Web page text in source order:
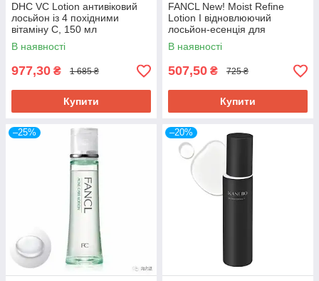
DHC VC Lotion антивіковий
лосьйон із 4 похідними
вітаміну С, 150 мл
В наявності
977,30 ₴ 1 685 ₴
Купити
FANCL New! Moist Refine
Lotion I відновлюючий
лосьйон-есенція для
нормальної і жирної шкіри,
30мл. До 10/2026
В наявності
507,50 ₴ 725 ₴
Купити
–25% –20%